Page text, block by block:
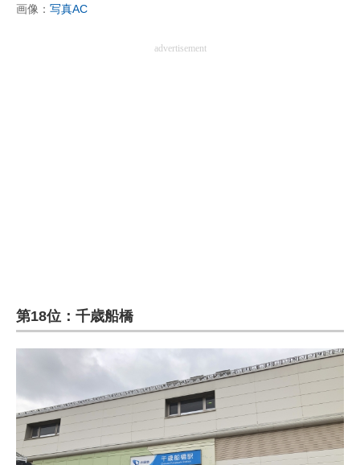
マーケ×ITの今がよく分かる
建設×テクノロジーの最前線
ちょっと気になるネットの話題
画像： 写真AC
advertisement
第18位：千歳船橋